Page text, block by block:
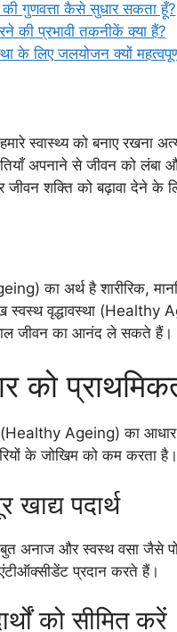
गुणवत्ता कैसे सुधार सकता हूँ?
की प्रभावी तकनीकें क्या हैं?
के लिए जलयोजन क्यों
स्वास्थ्य को बनाए रखना
अपनाने से जीवन को लंबा
जीवन शक्ति को बढ़ावा देने के
का अर्थ है शारीरिक,
वृद्धावस्था (Healthy
जीवन का आनंद ले सकते हैं।
को
(Healthy Ageing) का आधार
के जोखिम को कम करता है।
खाद्य पदार्थ
अनाज और स्वस्थ वसा जैसे
प्रदान करते हैं।
को सीमित करें